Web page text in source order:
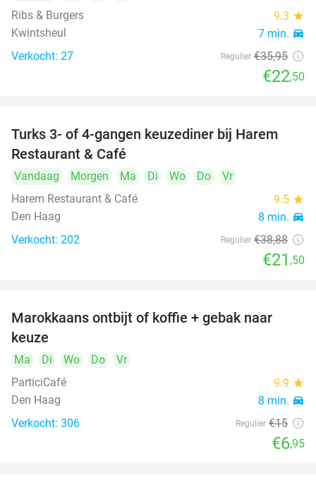
Ribs & Burgers
9.3 star
Kwintsheul 7 min. directions_car
Verkocht: 27 Regulier €35,95
€22,50
45%
Turks 3- of 4-gangen keuzediner bij Harem
Restaurant & Café
Vandaag Morgen Ma Di Wo Do
Vr
Harem Restaurant & Café
9.5 star
Den Haag 8 min. directions_car
Verkocht: 202 Regulier €38,88
€21 ,50
Marokkaans ontbijt of koffie + gebak naar
keuze
Ma Di Wo Do
Vr
ParticiCafé
9.9 star
Den Haag 8 min. directions_car
Verkocht: 306 Regulier €15
€6,95